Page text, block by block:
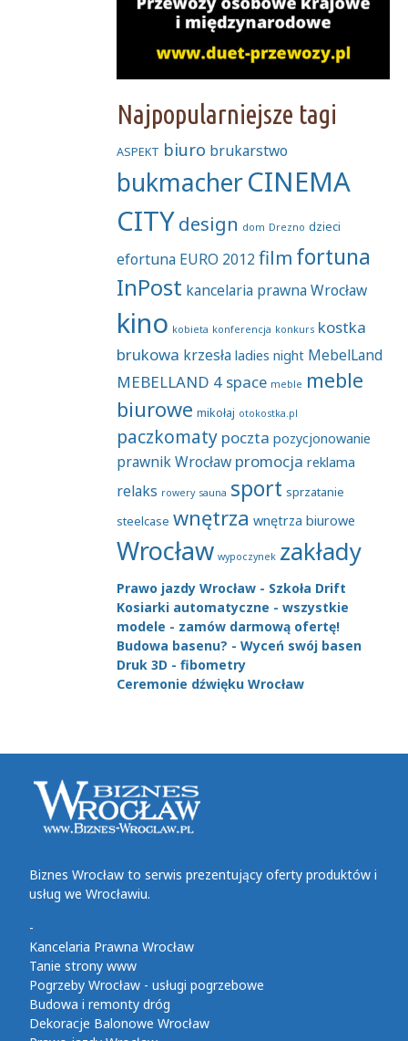
Najpopularniejsze tagi
ASPEKT biuro brukarstwo
bukmacherCINEMA
CITYdesign dom Drezno dzieci
efortuna EURO 2012film fortuna
InPost kancelaria prawna Wrocław
kino kobieta konferencja konkurs kostka
brukowa krzesła ladies night MebelLand
MEBELLAND 4 space meble meble
biurowe mikołaj otokostka.pl
paczkomaty poczta pozycjonowanie
prawnik Wrocław promocja reklama
relaks rowery sauna sport sprzatanie
steelcase wnętrza wnętrza biurowe
Wrocław wypoczynek zakłady
Prawo jazdy Wrocław - Szkoła Drift
Kosiarki automatyczne - wszystkie
modele - zamów darmową ofertę!
Budowa basenu? - Wyceń swój basen
Druk 3D - fibometry
Ceremonie dźwięku Wrocław
Biznes Wrocław to serwis prezentujący oferty produktów i
usług we Wrocławiu.
-
Kancelaria Prawna Wrocław
Tanie strony www
Pogrzeby Wrocław - usługi pogrzebowe
Budowa i remonty dróg
Dekoracje Balonowe Wrocław